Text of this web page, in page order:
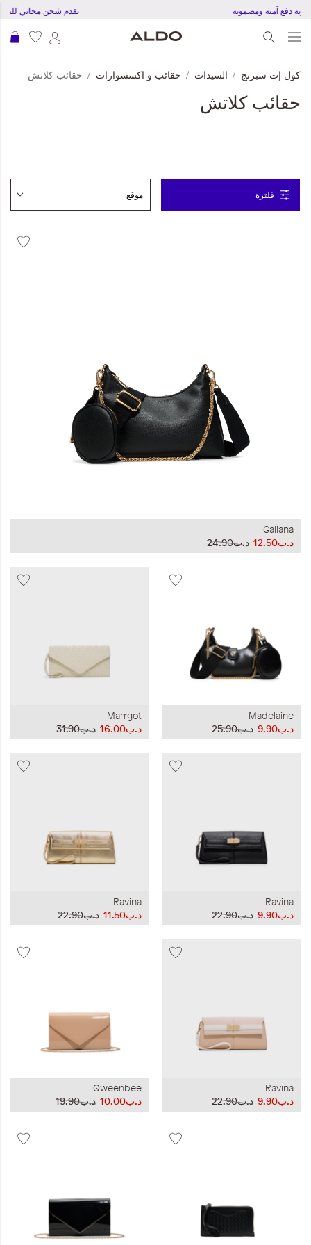
نقدم شحن مجاني للطلبات تجربة دفع آمنة ومضمونة
إحياء الطراز الكلاسيكي
ملابس العمل
Leather Collection
إصدار السفر و الرحلات
كول إت سبرنج السيدات حقائب و اكسسوارات حقائب كلاتش
حقائب كلاتش
فلترة
Galiana
د.ب24.90
د.ب12.50
Madelaine
د.ب25.90
د.ب9.90
Marrgot
د.ب31.90
د.ب16.00
Ravina
د.ب22.90
د.ب9.90
Ravina
د.ب22.90
د.ب11.50
Ravina
د.ب22.90
د.ب9.90
Qweenbee
د.ب19.90
د.ب10.00